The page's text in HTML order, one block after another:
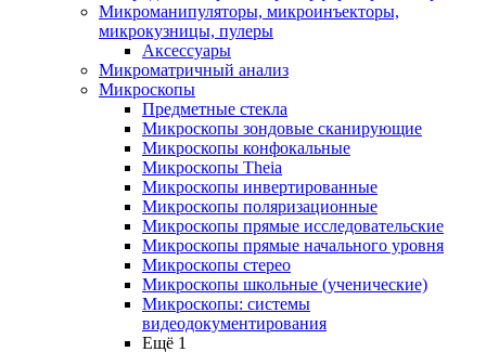
Микроманипуляторы, микроинъекторы,
микрокузницы, пулеры
Аксессуары
Микроматричный анализ
Микроскопы
Предметные стекла
Микроскопы зондовые сканирующие
Микроскопы конфокальные
Микроскопы Theia
Микроскопы инвертированные
Микроскопы поляризационные
Микроскопы прямые исследовательские
Микроскопы прямые начального уровня
Микроскопы стерео
Микроскопы школьные (ученические)
Микроскопы: системы
видеодокументирования
Ещё 1